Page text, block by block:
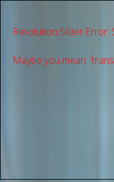
Revolution Slider Error:
Maybe you mean: